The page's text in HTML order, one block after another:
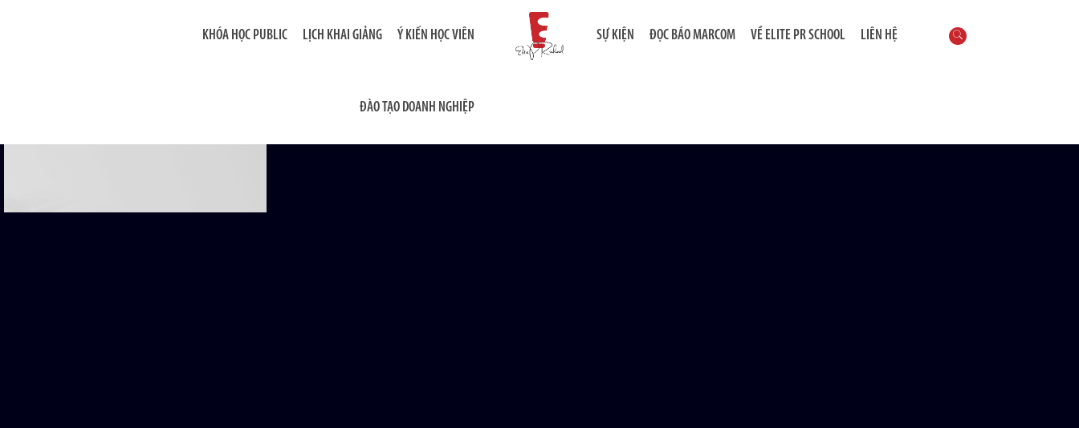
KHÓA HỌC PUBLIC LỊCH KHAI GIẢNG Ý KIẾN HỌC VIÊN
ĐÀO TẠO DOANH NGHIỆP
SỰ KIỆN ĐỌC BÁO MARCOM VỀ ELITE PR SCHOOL LIÊN HỆ